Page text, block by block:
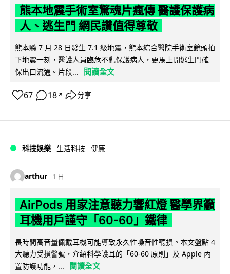
熊本地震手術室驚魂片瘋傳 醫護保護病
人、逃生門 網民讚值得尊敬
熊本縣 7 月 28 日發生 7.1 級地震，熊本綜合醫院手術室鏡頭拍
下地震一刻，醫護人員臨危不亂保護病人，更馬上開逃生門確
保出口流通。片段...
閱讀全文
67 18 ↗ 分享
科技娛樂 生活科技 健康
arthur 1 日
AirPods 用家注意聽力響紅燈 醫學界籲
耳機用戶謹守「60-60」鐵律
長時間高音量佩戴耳機可能導致永久性噪音性聽損。本文盤點 4
大聽力受損警號，介紹科學護耳的「60-60 原則」及 Apple 內
置防護功能，...
閱讀全文